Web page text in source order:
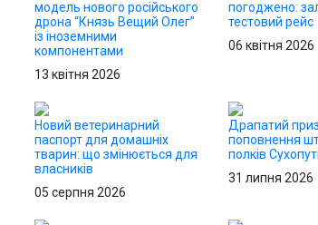
модель нового російського
дрона “Князь Вещий Олег”
із іноземними
компонентами
13 квітня 2026
погоджено:
тестовий рейс
06 квітня 2026
Новий ветеринарний
паспорт для домашніх
тварин: що змінюється для
власників
05 серпня 2026
Драпатий
поповнення
полків
31 липня 2026